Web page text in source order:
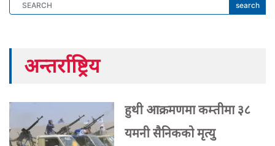
search
अन्तर्राष्ट्रिय
हुथी आक्रमणमा कम्तीमा ३८
यमनी सैनिकको मृत्यु